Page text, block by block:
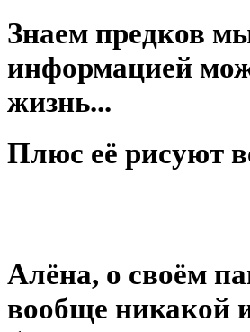
Знаем предков
информацией
жизнь...
Плюс её рисуют
Алёна, о своём
вообще никакой